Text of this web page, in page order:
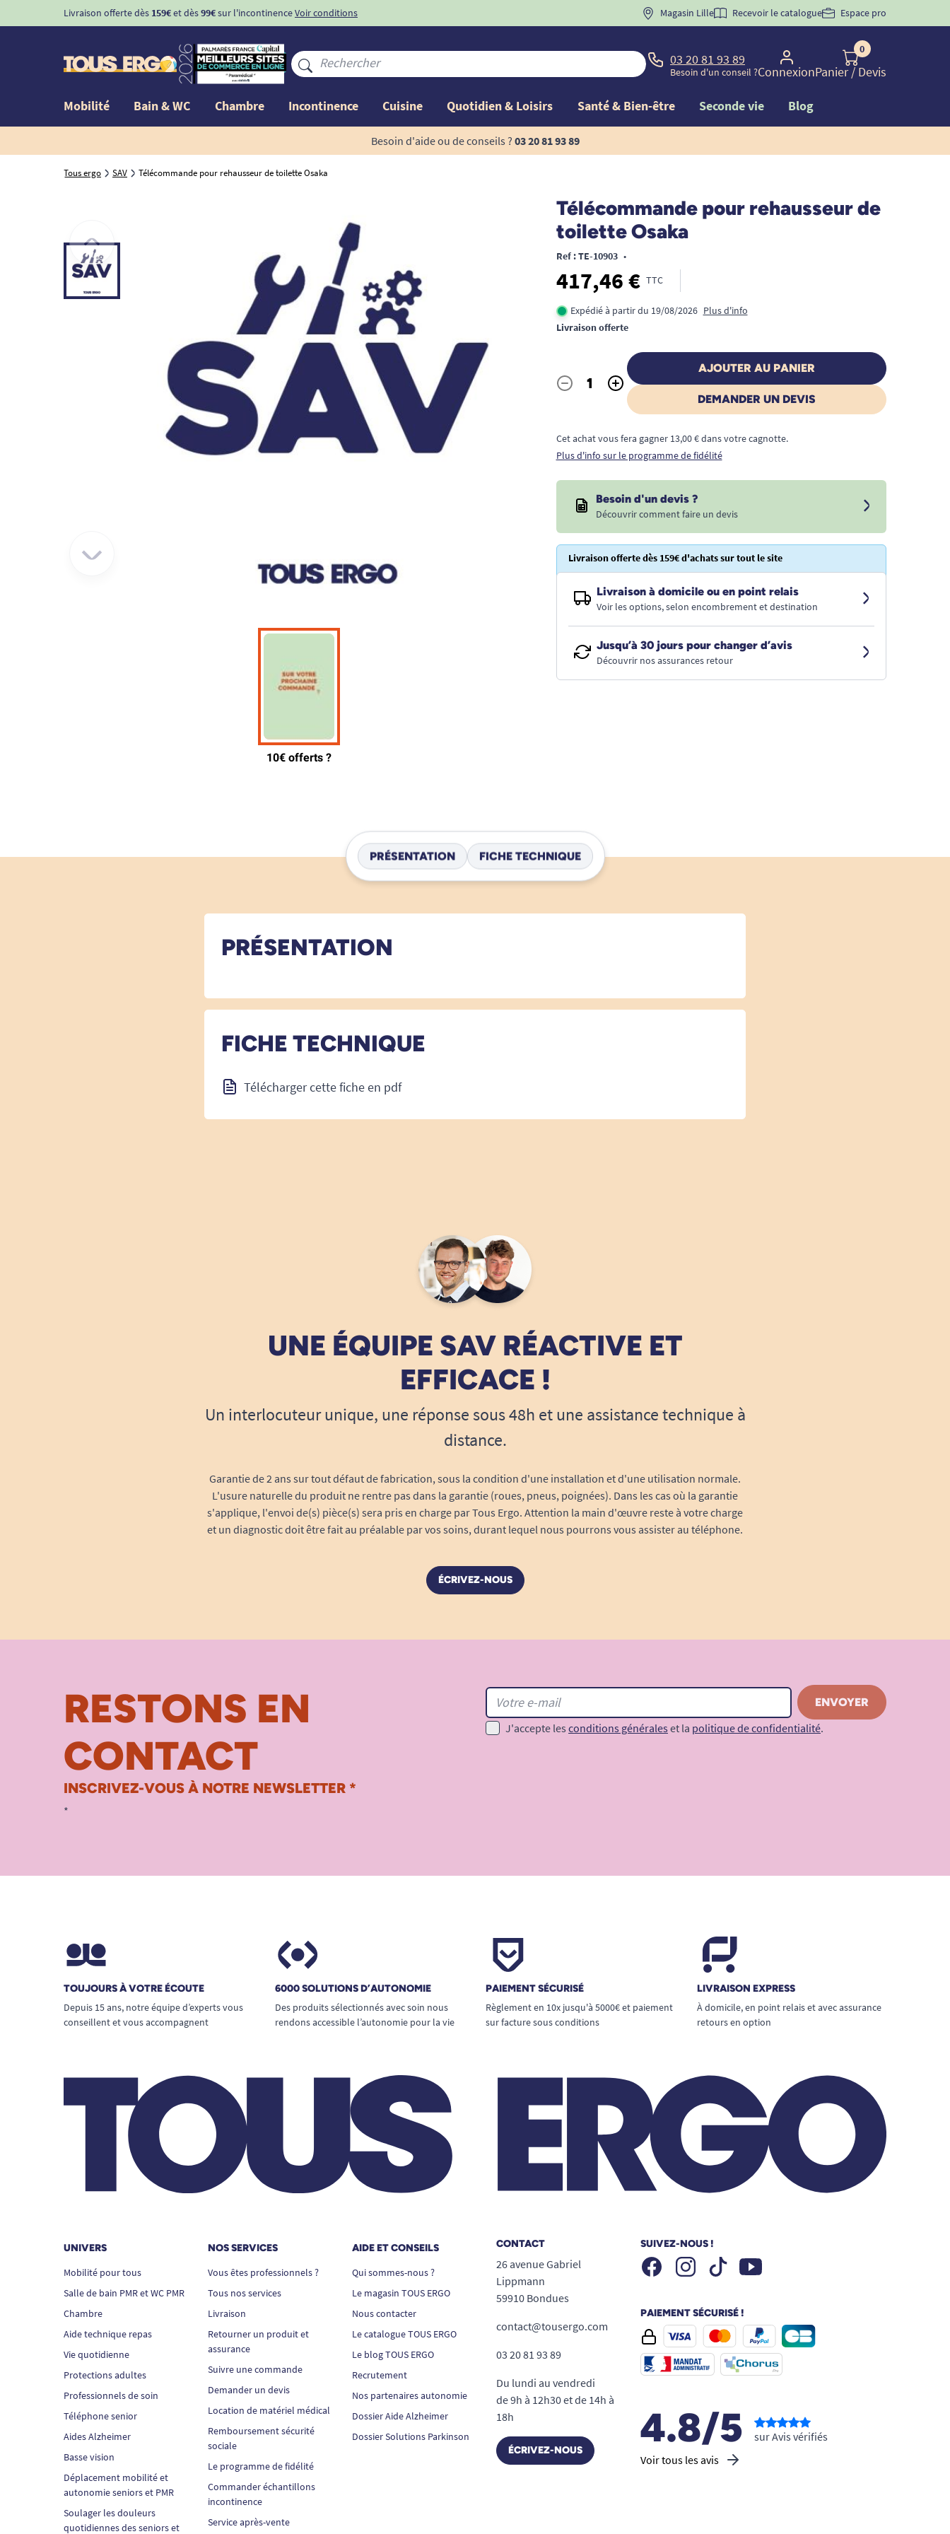
Livraison offerte dès 159€et dès99€sur l'incontinenceVoir conditions BIENVENUE" pourla 1ère commande d'incontinence
Magasin Lille Recevoir le catalogue Espace pro
03 20 81 93 89
Besoin d'un conseil ?Connexion
0
Panier/ Devis
Mobilité Bain & WC Chambre Incontinence Cuisine Quotidien & Loisirs Santé & Bien-être Seconde vie Blog
Besoin d'aide ou de conseils ? 03 20 81 93 89
Tous ergo SAV Télécommande pour rehausseur de toilette Osaka
Télécommande pour rehausseur de
toilette Osaka
Ref : TE-10903 •
417,46 € TTC
Expédié à partir du 19/08/2026 Plus d'info
Livraison offerte
Quantité
- +
AJOUTER AU PANIER
DEMANDER UN DEVIS
Cet achat vous fera gagner 13,00 € dans votre cagnotte.
Plus d'info sur le programme de fidélité
Besoin d'un devis ?
Découvrir comment faire un devis
Livraison offerte dès 159€ d'achats sur tout le site
Livraison à domicile ou en point relais
Voir les options, selon encombrement et destination
Jusqu’à 30 jours pour changer d’avis
Découvrir nos assurances retour
PRÉSENTATION FICHE TECHNIQUE
PRÉSENTATION
FICHE TECHNIQUE
Télécharger cette fiche en pdf
UNE ÉQUIPE SAV RÉACTIVE ET
EFFICACE !
Un interlocuteur unique, une réponse sous 48h et une assistance technique à
distance.
Garantie de 2 ans sur tout défaut de fabrication, sous la condition d'une installation et d'une utilisation normale.
L'usure naturelle du produit ne rentre pas dans la garantie (roues, pneus, poignées). Dans les cas où la garantie
s'applique, l'envoi de(s) pièce(s) sera pris en charge par Tous Ergo. Attention la main d'œuvre reste à votre charge
et un diagnostic doit être fait au préalable par vos soins, durant lequel nous pourrons vous assister au téléphone.
ÉCRIVEZ-NOUS
RESTONS EN
CONTACT
INSCRIVEZ-VOUS À NOTRE NEWSLETTER *
*
J'accepte les conditions générales et la politique de confidentialité.
TOUJOURS À VOTRE ÉCOUTE
Depuis 15 ans, notre équipe d’experts vous
conseillent et vous accompagnent
6000 SOLUTIONS D’AUTONOMIE
Des produits sélectionnés avec soin nous
rendons accessible l’autonomie pour la vie
PAIEMENT SÉCURISÉ
Règlement en 10x jusqu'à 5000€ et paiement
sur facture sous conditions
LIVRAISON EXPRESS
À domicile, en point relais et avec assurance
retours en option
UNIVERS
Mobilité pour tous
Salle de bain PMR et WC PMR
Chambre
Aide technique repas
Vie quotidienne
Protections adultes
Professionnels de soin
Téléphone senior
Aides Alzheimer
Basse vision
Déplacement mobilité et
autonomie seniors et PMR
Soulager les douleurs
quotidiennes des seniors et
NOS SERVICES
Vous êtes professionnels ?
Tous nos services
Livraison
Retourner un produit et
assurance
Suivre une commande
Demander un devis
Location de matériel médical
Remboursement sécurité
sociale
Le programme de fidélité
Commander échantillons
incontinence
Service après-vente
AIDE ET CONSEILS
Qui sommes-nous ?
Le magasin TOUS ERGO
Nous contacter
Le catalogue TOUS ERGO
Le blog TOUS ERGO
Recrutement
Nos partenaires autonomie
Dossier Aide Alzheimer
Dossier Solutions Parkinson
CONTACT
26 avenue Gabriel
Lippmann
59910 Bondues
contact@tousergo.com
03 20 81 93 89
Du lundi au vendredi
de 9h à 12h30 et de 14h à
18h
ÉCRIVEZ-NOUS
SUIVEZ-NOUS !
FacebookInstagramTiktok Youtube
PAIEMENT SÉCURISÉ !
4.8/5
Voir tous les avis
sur Avis vérifiés